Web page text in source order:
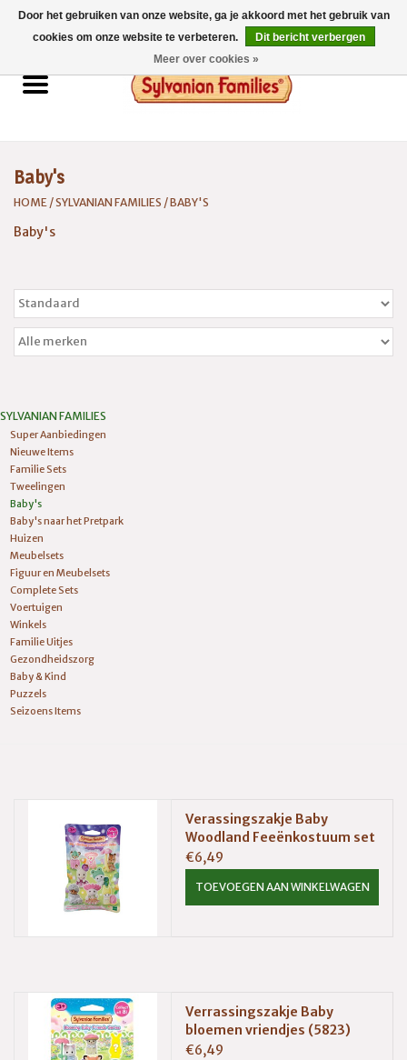
0 Artikelen - €0,00
Home
Catalogus 2026
Spaarsysteem
Baby's
HOME /SYLVANIAN FAMILIES /BABY'S
Baby's
SYLVANIAN FAMILIES
Super Aanbiedingen
Nieuwe Items
Familie Sets
Tweelingen
Baby's
Baby's naar het Pretpark
Huizen
Meubelsets
Figuur en Meubelsets
Complete Sets
Voertuigen
Winkels
Familie Uitjes
Gezondheidszorg
Baby & Kind
Puzzels
Seizoens Items
Verassingszakje Baby
Woodland Feeënkostuum set
(5872)
€6,49
TOEVOEGEN AAN WINKELWAGEN
Verrassingszakje Baby
bloemen vriendjes (5823)
€6,49
Door het gebruiken van onze website, ga je akkoord met het gebruik van
cookies om onze website te verbeteren.
Dit bericht verbergen
Meer over cookies »